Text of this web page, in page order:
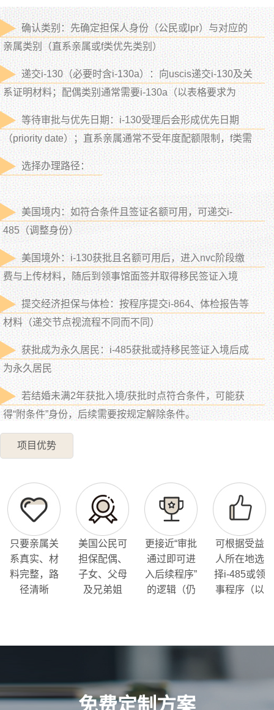
确认类别：先确定担保人身份（公民或lpr）与对应的
亲属类别（直系亲属或f类优先类别）
递交i-130（必要时含i-130a）：向uscis递交i-130及关
系证明材料；配偶类别通常需要i-130a（以表格要求为
准）
等待审批与优先日期：i-130受理后会形成优先日期
（priority date）；直系亲属通常不受年度配额限制，f类需
看visa bulletin进度
选择办理路径：
美国境内：如符合条件且签证名额可用，可递交i-
485（调整身份）
美国境外：i-130获批且名额可用后，进入nvc阶段缴
费与上传材料，随后到领事馆面签并取得移民签证入境
提交经济担保与体检：按程序提交i-864、体检报告等
材料（递交节点视流程不同而不同）
获批成为永久居民：i-485获批或持移民签证入境后成
为永久居民
若结婚未满2年获批入境/获批时点符合条件，可能获
得“附条件”身份，后续需要按规定解除条件。
项目优势
只要亲属关
系真实、材
料完整，路
径清晰
美国公民可
担保配偶、
子女、父母
及兄弟姐
更接近“审批
通过即可进
入后续程序”
的逻辑（仍
可根据受益
人所在地选
择i-485或领
事程序（以
免费定制方案